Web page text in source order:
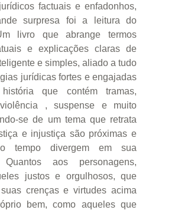
factuais e enfadonhos,
surpresa foi a leitura do
livro que abrange termos
e explicações claras de
e simples, aliado a tudo
jurídicas fortes e engajadas
que contém tramas,
, suspense e muito
se de um tema que retrata
e injustiça são próximas e
tempo divergem em sua
Quantos aos personagens,
justos e orgulhosos, que
crenças e virtudes acima
bem, como aqueles que